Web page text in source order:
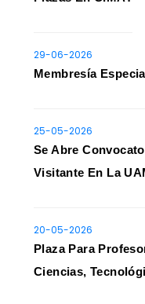
29-06-2026
Membresía
25-05-2026
Se Abre
Visitante En La
20-05-2026
Plaza Para
Ciencias,